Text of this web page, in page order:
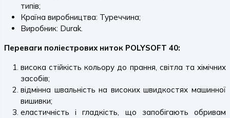
типів;
Країна виробництва: Туреччина;
Виробник: Durak.
Переваги поліестрових ниток POLYSOFT 40:
висока стійкість кольору до прання, світла та хімічних
засобів;
відмінна швальність на високих швидкостях машинної
вишивки;
еластичність і гладкість, що запобігають обривам